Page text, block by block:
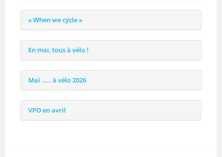
« When we cycle »
En mai, tous à vélo !
Mai ….. à vélo 2026
VPO en avril